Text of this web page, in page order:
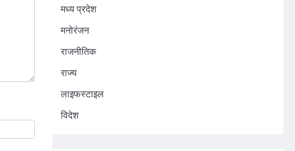
मध्य प्रदेश
मनोरंजन
राजनीतिक
राज्य
लाइफस्टाइल
विदेश